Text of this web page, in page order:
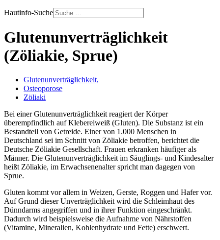
Hautinfo-Suche
Glutenunverträglichkeit
(Zöliakie, Sprue)
Glutenunverträglichkeit,
Osteoporose
Zöliaki
Bei einer Glutenunverträglichkeit reagiert der Körper
überempfindlich auf Klebereiweiß (Gluten). Die Substanz ist ein
Bestandteil von Getreide. Einer von 1.000 Menschen in
Deutschland sei im Schnitt von Zöliakie betroffen, berichtet die
Deutsche Zöliakie Gesellschaft. Frauen erkranken häufiger als
Männer. Die Glutenunverträglichkeit im Säuglings- und Kindesalter
heißt Zöliakie, im Erwachsenenalter spricht man dagegen von
Sprue.
Gluten kommt vor allem in Weizen, Gerste, Roggen und Hafer vor.
Auf Grund dieser Unverträglichkeit wird die Schleimhaut des
Dünndarms angegriffen und in ihrer Funktion eingeschränkt.
Dadurch wird beispielsweise die Aufnahme von Nährstoffen
(Vitamine, Mineralien, Kohlenhydrate und Fette) erschwert.